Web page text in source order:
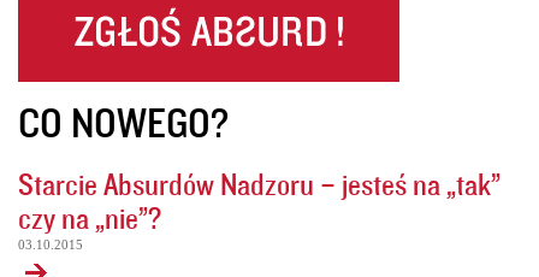
CO NOWEGO?
Starcie Absurdów Nadzoru – jesteś na „tak”
czy na „nie”?
03.10.2015